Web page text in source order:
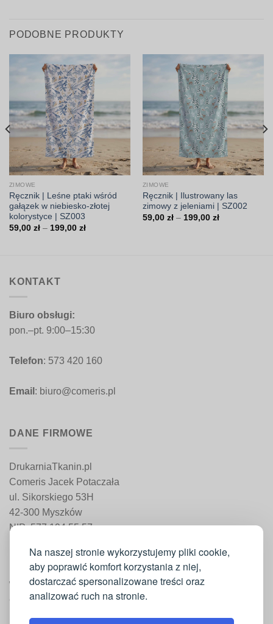
Na naszej stronie wykorzystujemy pliki cookie,
aby poprawić komfort korzystania z niej,
dostarczać spersonalizowane treści oraz
analizować ruch na stronie.
PODOBNE PRODUKTY
ZIMOWE
Ręcznik | Leśne ptaki wśród
gałązek w niebiesko-złotej
kolorystyce | SZ003
59,00 zł – 199,00 złZakres
ZIMOWE
Ręcznik | Ilustrowany las
zimowy z jeleniami | SZ002
59,00 zł – 199,00 złZakres
KONTAKT
Biuro obsługi:
pon.–pt. 9:00–15:30
Telefon: 573 420 160
Email : biuro@comeris.pl
DANE FIRMOWE
DrukarniaTkanin.pl
Comeris Jacek Potaczała
ul. Sikorskiego 53H
42-300 Myszków
NIP: 577 194 55 57
WAŻNE INFORMACJE